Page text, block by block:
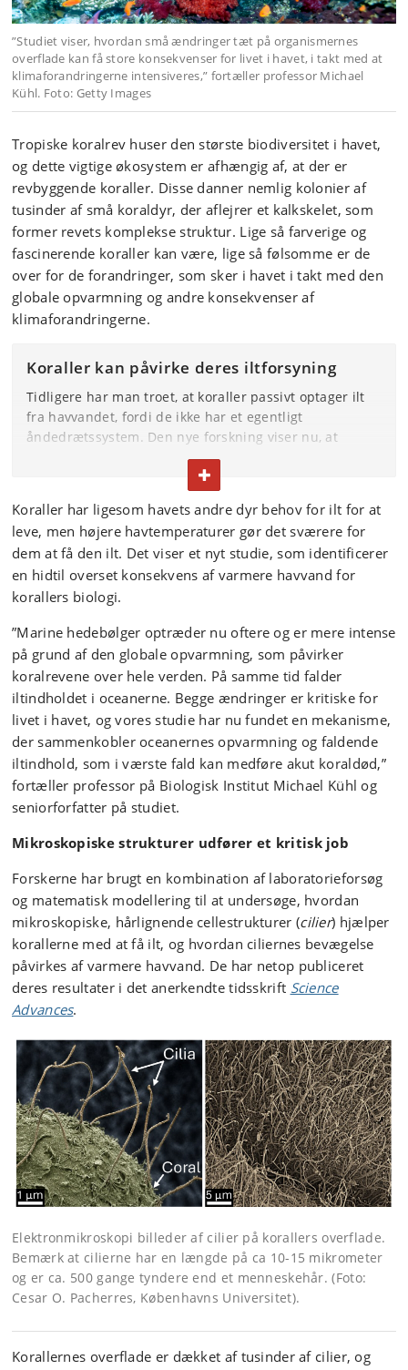
”Studiet viser, hvordan små ændringer tæt på organismernes
overflade kan få store konsekvenser for livet i havet, i takt med at
klimaforandringerne intensiveres,” fortæller professor Michael
Kühl. Foto: Getty Images
Tropiske koralrev huser den største biodiversitet i havet,
og dette vigtige økosystem er afhængig af, at der er
revbyggende koraller. Disse danner nemlig kolonier af
tusinder af små koraldyr, der aflejrer et kalkskelet, som
former revets komplekse struktur. Lige så farverige og
fascinerende koraller kan være, lige så følsomme er de
over for de forandringer, som sker i havet i takt med den
globale opvarmning og andre konsekvenser af
klimaforandringerne.
Koraller kan påvirke deres iltforsyning
Tidligere har man troet, at koraller passivt optager ilt
fra havvandet, fordi de ikke har et egentligt
åndedrætssystem. Den nye forskning viser nu, at
koraller aktivt kan påvirke iltforholdene, ved at deres
cilier skaber strømhvirvler tæt på overfladen.
Disse processer foregår i et meget tyndt lag vand på
mikro- til millimeter-skala helt tæt på korallen og er
derfor svære at opdage med almindelige målinger. Ved
hjælp af avancerede kamerasystemer og nye
målemetoder har forskerne nu for første gang kunnet
se, hvordan ciliernes bevægelser påvirker både
vandstrøm og iltforhold omkring korallerne, og hvordan
varmere havvand påvirker disse processer.
FOLD TEKST IND ELLER UD
Koraller har ligesom havets andre dyr behov for ilt for at
leve, men højere havtemperaturer gør det sværere for
dem at få den ilt. Det viser et nyt studie, som identificerer
en hidtil overset konsekvens af varmere havvand for
korallers biologi.
”Marine hedebølger optræder nu oftere og er mere intense
på grund af den globale opvarmning, som påvirker
koralrevene over hele verden. På samme tid falder
iltindholdet i oceanerne. Begge ændringer er kritiske for
livet i havet, og vores studie har nu fundet en mekanisme,
der sammenkobler oceanernes opvarmning og faldende
iltindhold, som i værste fald kan medføre akut koraldød,”
fortæller professor på Biologisk Institut Michael Kühl og
seniorforfatter på studiet.
Mikroskopiske strukturer udfører et kritisk job
Forskerne har brugt en kombination af laboratorieforsøg
og matematisk modellering til at undersøge, hvordan
mikroskopiske, hårlignende cellestrukturer (cilier) hjælper
korallerne med at få ilt, og hvordan ciliernes bevægelse
påvirkes af varmere havvand. De har netop publiceret
deres resultater i det anerkendte tidsskrift Science
Advances.
Elektronmikroskopi billeder af cilier på korallers overflade.
Bemærk at cilierne har en længde på ca 10-15 mikrometer
og er ca. 500 gange tyndere end et menneskehår. (Foto:
Cesar O. Pacherres, Københavns Universitet).
Korallernes overflade er dækket af tusinder af cilier, og